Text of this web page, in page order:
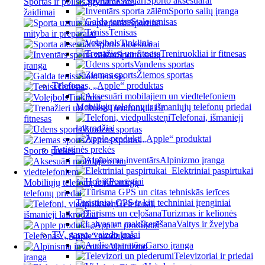
žaidimai
Sportinė
mityba ir preparatai
Sporto aksesuarai
Sporto salių
įranga
Stalo tenisas
Tenisas
Tinklinis
Treniruokliai ir
fitnesas
Vandens sportas
Žiemos sportas
Sporto prekės
Mobiliųjų telefonų ir išmaniųjų
telefonų priedai
Telefonai,
išmanieji laikrodžiai
„Apple“ produktai
Telefonas, „Apple“ produktas
Alpinizmo
įranga
Sporto salių įranga
Stalo tenisas
Tenisas
Tinklinis
Treniruokliai ir fitnesas
Vandens sportas
Žiemos sportas
Telefonas, „Apple“ produktas
Mobiliųjų telefonų ir išmaniųjų telefonų priedai
Telefonai, išmanieji
laikrodžiai
„Apple“ produktai
Turistinės prekės
Alpinizmo įranga
Elektriniai paspirtukai
Pomėgiai
Turistiniai GPS ir kiti techniniai įrenginiai
Turizmas ir kelionės
Valtys ir žvejyba
TV, garso, vaizdo įrašai
Garso įranga
Televizoriai ir priedai